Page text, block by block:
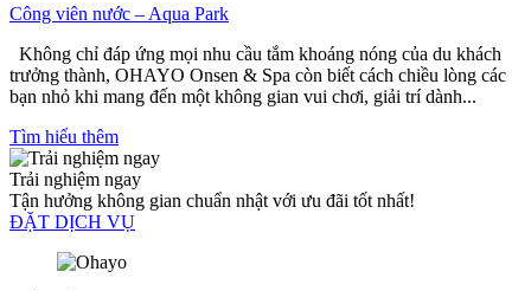
Công viên nước – Aqua Park
Không chỉ đáp ứng mọi nhu cầu tắm khoáng nóng của du khách
trưởng thành, OHAYO Onsen & Spa còn biết cách chiều lòng các
bạn nhỏ khi mang đến một không gian vui chơi, giải trí dành...
Tìm hiểu thêm
Trải nghiệm ngay
Tận hưởng không gian chuẩn nhật với ưu đãi tốt nhất!
ĐẶT DỊCH VỤ